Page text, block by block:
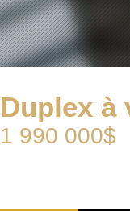
Duplex à
1 990 000$